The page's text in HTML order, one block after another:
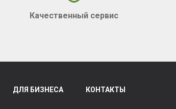
Качественный сервис
ДЛЯ БИЗНЕСА КОНТАКТЫ